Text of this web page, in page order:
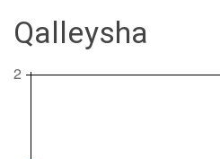
Nurhilman
Pathin Muhalis
Qalleysha